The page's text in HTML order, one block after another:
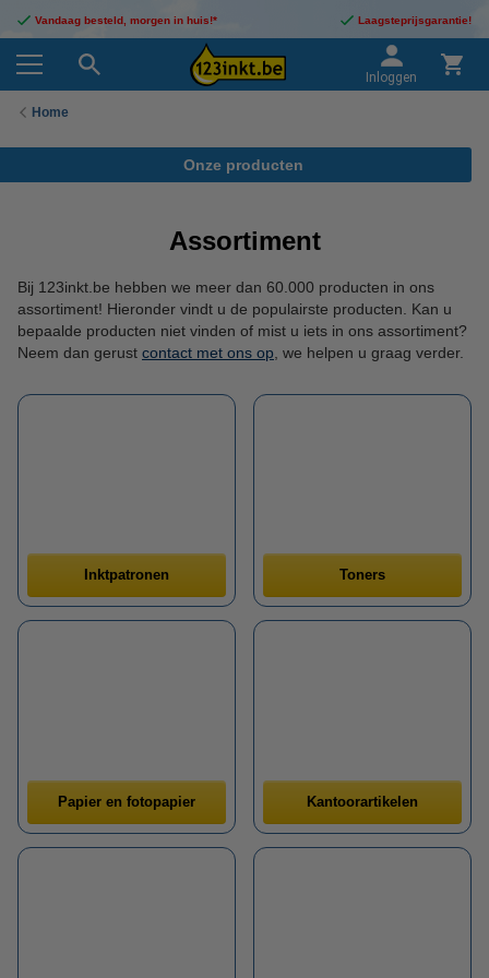
Vandaag besteld, morgen in huis!* Laagsteprijsgarantie!
Inloggen
Home
Onze producten
Assortiment
Bij 123inkt.be hebben we meer dan 60.000 producten in ons
assortiment! Hieronder vindt u de populairste producten. Kan u
bepaalde producten niet vinden of mist u iets in ons assortiment?
Neem dan gerust contact met ons op , we helpen u graag verder.
Inktpatronen Toners
Papier en fotopapier Kantoorartikelen